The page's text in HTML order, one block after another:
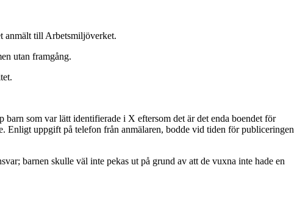
anmält till Arbetsmiljöverket.
utan framgång.
som var lätt identifierade i X eftersom det är det enda boendet för
Enligt uppgift på telefon från anmälaren, bodde vid tiden för publiceringen
barnen skulle väl inte pekas ut på grund av att de vuxna inte hade en